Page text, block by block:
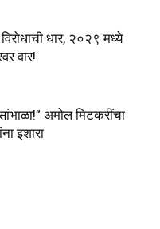
धार, २०२९ मध्ये
वार!
अमोल मिटकरींचा
इशारा